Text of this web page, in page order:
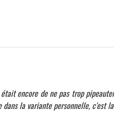
encore de ne pas trop
la variante personnelle, c'est